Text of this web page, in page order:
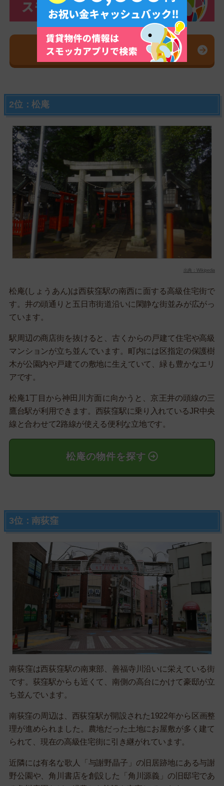
スモッカを無料ダウンロード
2位：松庵
出典：Wikipedia
松庵(しょうあん)は西荻窪駅の南西に面する高級住宅街で
す。井の頭通りと五日市街道沿いに閑静な街並みが広がっ
ています。
駅周辺の商店街を抜けると、古くからの戸建て住宅や高級
マンションが立ち並んでいます。町内には区指定の保護樹
木が公園内や戸建ての敷地に生えていて、緑も豊かなエリ
アです。
松庵1丁目から神田川方面に向かうと、京王井の頭線の三
鷹台駅が利用できます。西荻窪駅に乗り入れているJR中央
線と合わせて2路線が使える便利な立地です。
松庵の物件を探す
3位：南荻窪
南荻窪は西荻窪駅の南東部、善福寺川沿いに栄えている街
です。荻窪駅からも近くて、南側の高台にかけて豪邸が立
ち並んでいます。
南荻窪の周辺は、西荻窪駅が開設された1922年から区画整
理が進められました。農地だった土地にお屋敷が多く建て
られて、現在の高級住宅街に引き継がれています。
近隣には有名な歌人「与謝野晶子」の旧居跡地にある与謝
野公園や、角川書店を創設した「角川源義」の旧邸宅であ